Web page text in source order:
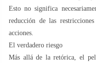
Esto no significa
reducción de las
acciones.
El verdadero riesgo
Más allá de la retórica, el